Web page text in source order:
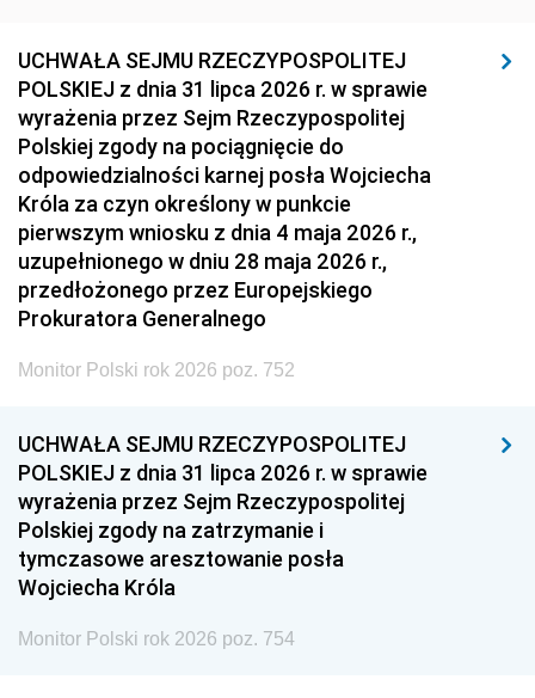
UCHWAŁA SEJMU RZECZYPOSPOLITEJ
POLSKIEJ z dnia 31 lipca 2026 r. w sprawie
wyrażenia przez Sejm Rzeczypospolitej
Polskiej zgody na pociągnięcie do
odpowiedzialności karnej posła Wojciecha
Króla za czyn określony w punkcie
pierwszym wniosku z dnia 4 maja 2026 r.,
uzupełnionego w dniu 28 maja 2026 r.,
przedłożonego przez Europejskiego
Prokuratora Generalnego
Monitor Polski rok 2026 poz. 752
UCHWAŁA SEJMU RZECZYPOSPOLITEJ
POLSKIEJ z dnia 31 lipca 2026 r. w sprawie
wyrażenia przez Sejm Rzeczypospolitej
Polskiej zgody na zatrzymanie i
tymczasowe aresztowanie posła
Wojciecha Króla
Monitor Polski rok 2026 poz. 754